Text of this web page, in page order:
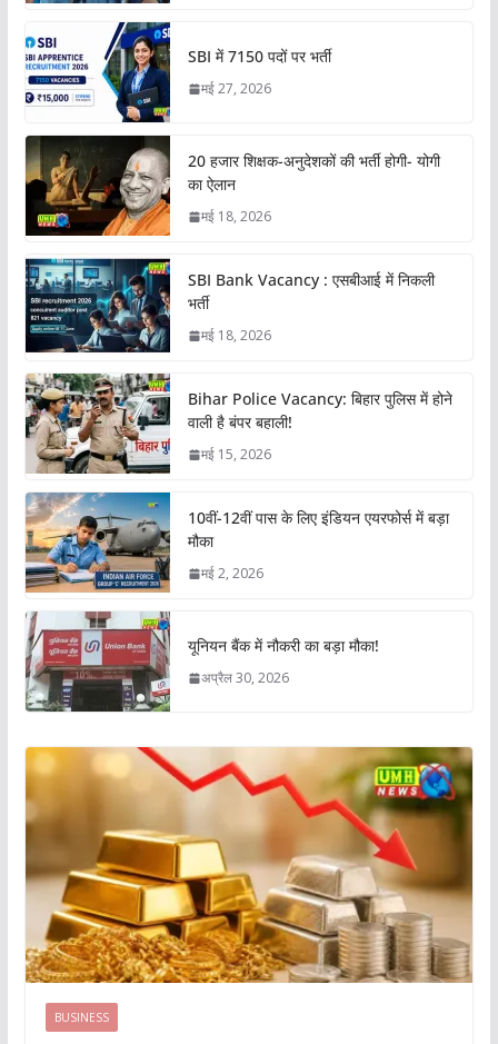
SBI में 7150 पदों पर भर्ती
मई 27, 2026
20 हजार शिक्षक-अनुदेशकों की भर्ती होगी- योगी
का ऐलान
मई 18, 2026
SBI Bank Vacancy : एसबीआई में निकली
भर्ती
मई 18, 2026
Bihar Police Vacancy: बिहार पुलिस में होने
वाली है बंपर बहाली!
मई 15, 2026
10वीं-12वीं पास के लिए इंडियन एयरफोर्स में बड़ा
मौका
मई 2, 2026
यूनियन बैंक में नौकरी का बड़ा मौका!
अप्रैल 30, 2026
BUSINESS